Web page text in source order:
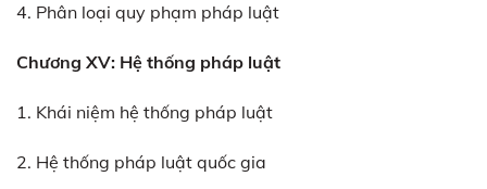
4. Phân loại quy phạm pháp luật
Chương XV: Hệ thống pháp luật
1. Khái niệm hệ thống pháp luật
2. Hệ thống pháp luật quốc gia